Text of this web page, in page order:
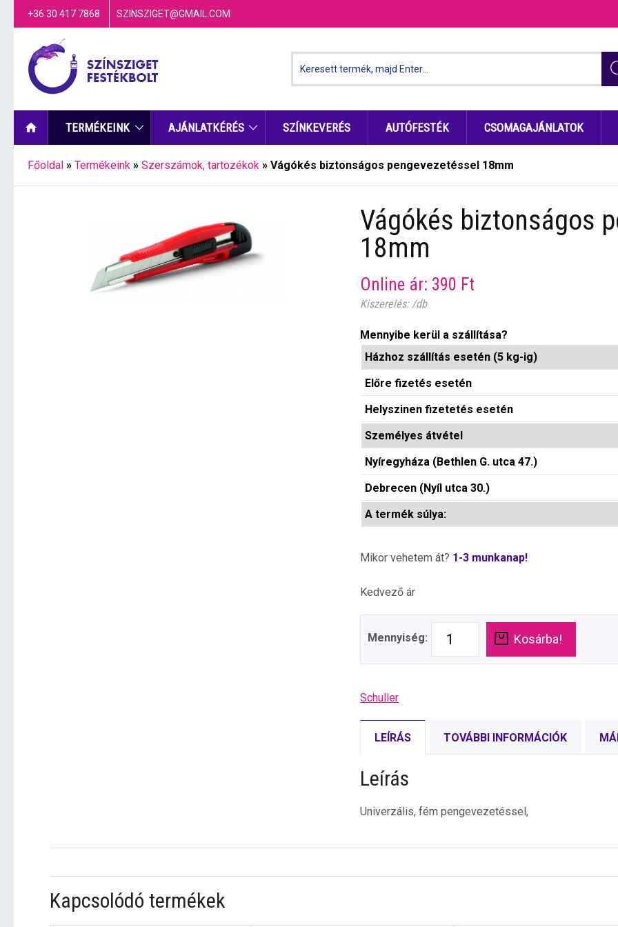
+36 30 417 7868 SZINSZIGET@GMAIL.COM
TERMÉKEINK AJÁNLATKÉRÉS SZÍNKEVERÉS AUTÓFESTÉK CSOMAGAJÁNLATOK
Főoldal » Termékeink » Szerszámok, tartozékok » Vágókés biztonságos pengevezetéssel 18mm
Vágókés biztonságos
18mm
Online ár: 390 Ft
Kiszerelés: /db
Mennyibe kerül a szállítása?
Házhoz szállítás esetén (5 kg-ig)
Előre fizetés esetén
Helyszinen fizetetés esetén
Személyes átvétel
Nyíregyháza (Bethlen G. utca 47.)
Debrecen (Nyíl utca 30.)
A termék súlya:
Mikor vehetem át? 1-3 munkanap!
Kedvező ár
Mennyiség: Kosárba!
Schuller
LEÍRÁS TOVÁBBI INFORMÁCIÓK
Leírás
Univerzális, fém pengevezetéssel,
Kapcsolódó termékek